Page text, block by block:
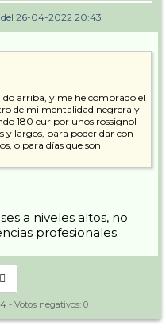
del 26-04-2022 20:43
arriba, y me he comprado el
de mi mentalidad negrera y
180 eur por unos rossignol
y largos, para poder dar con
o para días que son
a niveles altos, no
profesionales.
4 - Votos negativos: 0